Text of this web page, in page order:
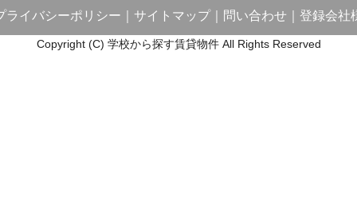
ライバシーポリシー サイトマップ｜ 問い合わせ 登録会社
Copyright (C) 学校から探す賃貸物件 All Rights Reserved